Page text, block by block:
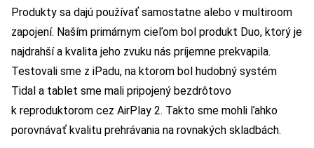
Produkty sa dajú používať samostatne alebo v multiroom
zapojení. Naším primárnym cieľom bol produkt Duo, ktorý je
najdrahší a kvalita jeho zvuku nás príjemne prekvapila.
Testovali sme z iPadu, na ktorom bol hudobný systém
Tidal a tablet sme mali pripojený bezdrôtovo
k reproduktorom cez AirPlay 2. Takto sme mohli ľahko
porovnávať kvalitu prehrávania na rovnakých skladbách.